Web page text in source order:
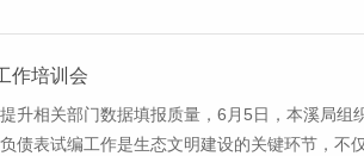
作培训会
升相关部门数据填报质量，6月5日，本溪局组
债表试编工作是生态文明建设的关键环节，不仅